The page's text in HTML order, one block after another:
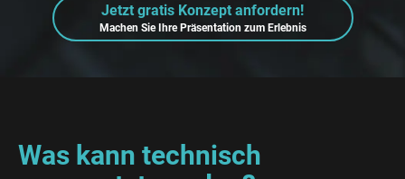
Jetzt gratis Konzept anfordern!
Machen Sie Ihre Präsentation zum Erlebnis
Was kann technisch